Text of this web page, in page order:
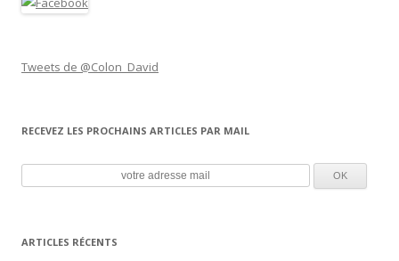
Tweets de @Colon_David
RECEVEZ LES PROCHAINS ARTICLES PAR MAIL
ARTICLES RÉCENTS